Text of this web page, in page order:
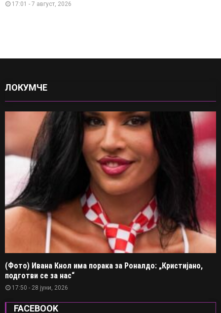
17:01 - 7 август, 2026
ЛОКУМЧЕ
(Фото) Ивана Кнол има порака за Роналдо: „Кристијано,
подготви се за нас“
17:50 - 28 јуни, 2026
FACEBOOK